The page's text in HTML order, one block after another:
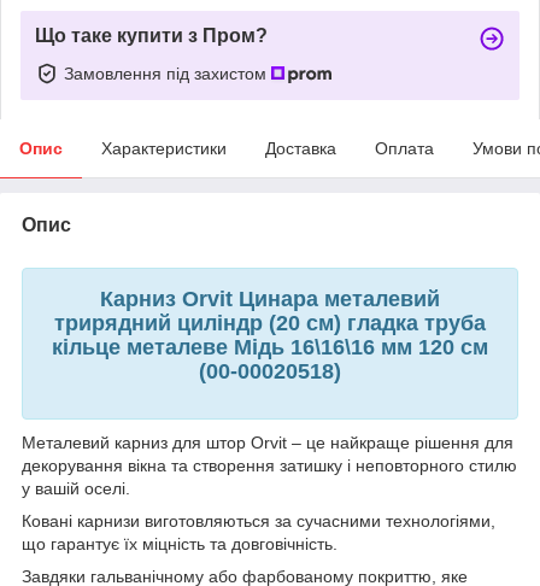
Що таке купити з Пром?
Замовлення під захистом
Опис Характеристики Доставка Оплата Умови
Опис
Карниз Orvit Цинара металевий
трирядний циліндр (20 см) гладка труба
кільце металеве Мідь 16\16\16 мм 120 см
(00-00020518)
Металевий карниз для штор Orvit – це найкраще рішення для
декорування вікна та створення затишку і неповторного стилю
у вашій оселі.
Ковані карнизи виготовляються за сучасними технологіями,
що гарантує їх міцність та довговічність.
Завдяки гальванічному або фарбованому покриттю, яке